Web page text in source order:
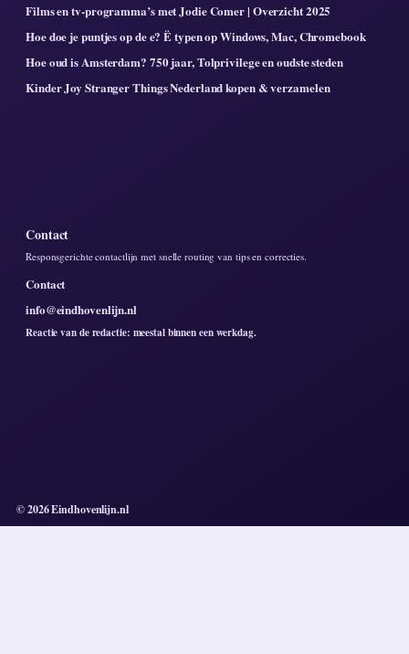
Films en tv-programma’s met Jodie Comer | Overzicht 2025
Hoe doe je puntjes op de e? Ë typen op Windows, Mac, Chromebook
Hoe oud is Amsterdam? 750 jaar, Tolprivilege en oudste steden
Kinder Joy Stranger Things Nederland kopen & verzamelen
Contact
Responsgerichte contactlijn met snelle routing van tips en correcties.
Contact
info@eindhovenlijn.nl
Reactie van de redactie: meestal binnen een werkdag.
© 2026 Eindhovenlijn.nl